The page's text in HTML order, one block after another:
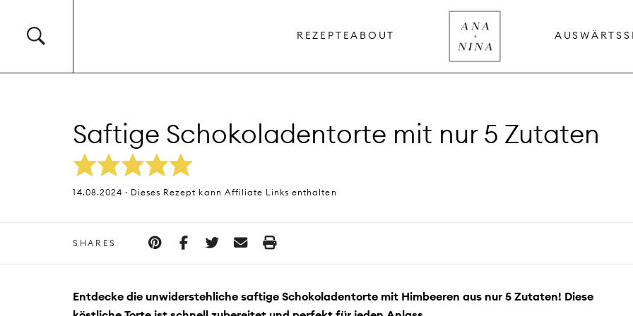
REZEPTEABOUT AUSWÄRTS
Saftige Schokoladentorte mit nur 5 Zutaten
14.08.2024 · Dieses Rezept kann Affiliate Links enthalten
SHARES
Entdecke die unwiderstehliche saftige Schokoladentorte mit Himbeeren aus nur 5 Zutaten! Diese